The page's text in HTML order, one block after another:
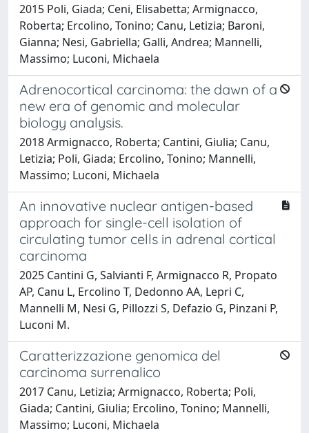
2015 Poli, Giada; Ceni, Elisabetta; Armignacco,
Roberta; Ercolino, Tonino; Canu, Letizia; Baroni,
Gianna; Nesi, Gabriella; Galli, Andrea; Mannelli,
Massimo; Luconi, Michaela
Adrenocortical carcinoma: the dawn of a
new era of genomic and molecular
biology analysis.
2018 Armignacco, Roberta; Cantini, Giulia; Canu,
Letizia; Poli, Giada; Ercolino, Tonino; Mannelli,
Massimo; Luconi, Michaela
An innovative nuclear antigen-based
approach for single-cell isolation of
circulating tumor cells in adrenal cortical
carcinoma
2025 Cantini G, Salvianti F, Armignacco R, Propato
AP, Canu L, Ercolino T, Dedonno AA, Lepri C,
Mannelli M, Nesi G, Pillozzi S, Defazio G, Pinzani P,
Luconi M.
Caratterizzazione genomica del
carcinoma surrenalico
2017 Canu, Letizia; Armignacco, Roberta; Poli,
Giada; Cantini, Giulia; Ercolino, Tonino; Mannelli,
Massimo; Luconi, Michaela